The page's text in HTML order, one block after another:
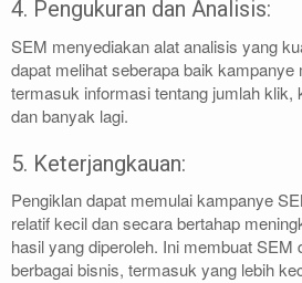
4. Pengukuran dan Analisis:
SEM menyediakan alat analisis yang
dapat melihat seberapa baik kampanye
termasuk informasi tentang jumlah klik,
dan banyak lagi.
5. Keterjangkauan:
Pengiklan dapat memulai kampanye
relatif kecil dan secara bertahap
hasil yang diperoleh. Ini membuat SEM
berbagai bisnis, termasuk yang lebih